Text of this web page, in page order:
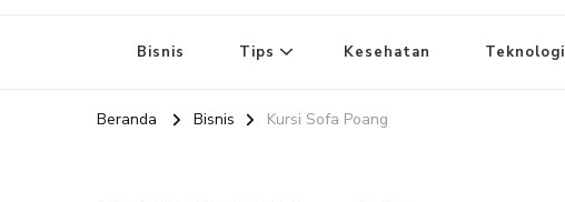
Bisnis Tips Kesehatan Teknologi
Beranda Bisnis Kursi Sofa Poang